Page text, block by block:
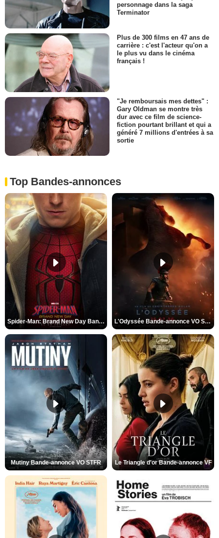
personnage dans la saga
Terminator
Plus de 300 films en 47 ans de
carrière : c'est l'acteur qu'on a
le plus vu dans le cinéma
français !
"Je remboursais mes dettes" :
Gary Oldman se montre très
dur avec ce film de science-
fiction pourtant brillant et qui a
généré 7 millions d'entrées à sa
sortie
Top Bandes-annonces
Spider-Man: Brand New Day Bande-annonce VO STFR L'Odyssée Bande-annonce VO STFR
Mutiny Bande-annonce VO STFR Le Triangle d'or Bande-annonce VF